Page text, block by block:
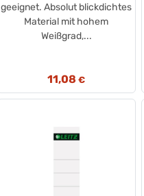
geeignet. Absolut blickdichtes
Material mit hohem
Weißgrad,...
11,08 €